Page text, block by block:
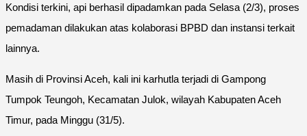
Kondisi terkini, api berhasil dipadamkan pada Selasa (2/3), proses
pemadaman dilakukan atas kolaborasi BPBD dan instansi terkait
lainnya.
Masih di Provinsi Aceh, kali ini karhutla terjadi di Gampong
Tumpok Teungoh, Kecamatan Julok, wilayah Kabupaten Aceh
Timur, pada Minggu (31/5).